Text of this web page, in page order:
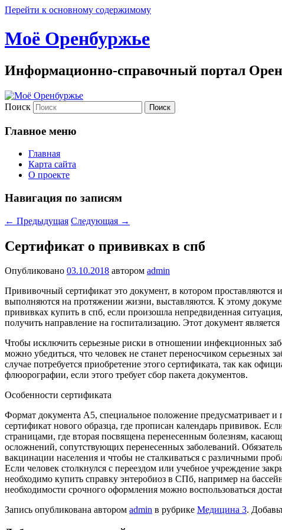
Перейти к основному содержимому
Моё Оренбуржье
Информационно-справочный портал
Поиск
Главное меню
Главная
Карта сайта
О проекте
Навигация по записям
← Предыдущая Следующая →
Сертификат о прививках в спб
Опубликовано 03.10.2018 автором admin
Прививочный сертификат это документ, в котором
выполняются на протяжении жизни, выставляются. К этому
прививках купить в спб, если произошла непредвиденная
получить направление на госпитализацию. Этот документ
Чтобы исключить серьезные риски в отношении инфекционных
можно убедиться, что человек не станет переносчиком серьезных
случае потребуется приобретение этого сертификата, так как
флюорографии, если этого требует сбор пакета документов.
Особенности сертификата
Формат документа A5, специальное положение предусматривает
сертификат нового образца, где прописан календарь прививок.
страницами, где вторая посвящена перенесенным болезням,
осложнений, сопутствующих перенесенных заболеваний.
вакцинации населения и чтобы не сталкиваться с различными
Если человек столкнулся с переездом или учебное учреждение
необходимо купить справку энтеробиоз в СПб, например на
необходимости срочного оформления можно воспользоваться
Запись опубликована автором admin в рубрике Медицина 3.